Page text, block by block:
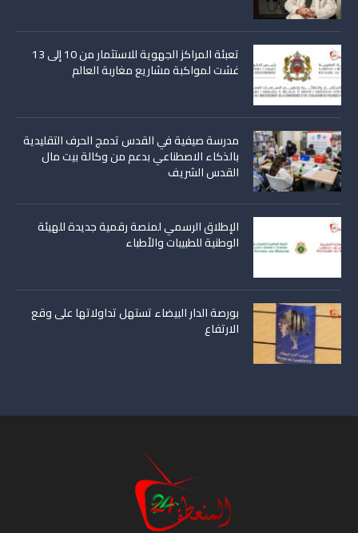
تعبئة المراكز الجهوية للاستثمار من 10 إلى 13
غشت لمواكبة مشاريع مغاربة العالم
مدرسة صيفية في القدس تدمج الحرف التقليدية
بالذكاء الاصطناعي بدعم من وكالة بيت مال
القدس الشريف
الإطلاق الرسمي لمنصة رقمية جديدة للهيئة
الوطنية للطبيبات والأطباء
بورصة الدار البيضاء تستهل تداولاتها على وقع
الارتفاع